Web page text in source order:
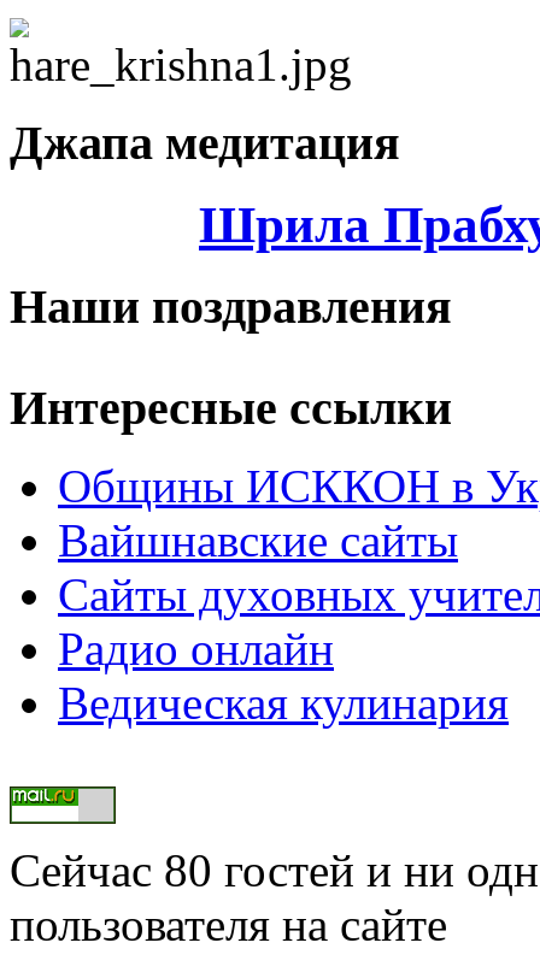
Джапа медитация
Шрила
Наши поздравления
Интересные ссылки
Общины ИСККОН в
Вайшнавские сайты
Сайты духовных
Радио онлайн
Ведическая кулинария
Сейчас 80 гостей и ни
пользователя на сайте